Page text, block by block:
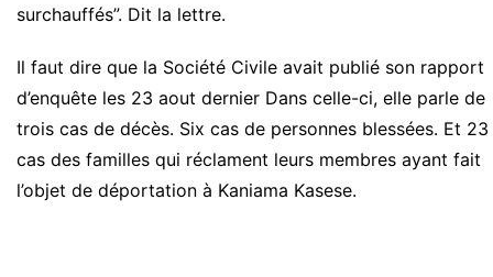
surchauffés”. Dit la lettre.
Il faut dire que la Société Civile avait publié son rapport
d’enquête les 23 aout dernier Dans celle-ci, elle parle de
trois cas de décès. Six cas de personnes blessées. Et 23
cas des familles qui réclament leurs membres ayant fait
l’objet de déportation à Kaniama Kasese.